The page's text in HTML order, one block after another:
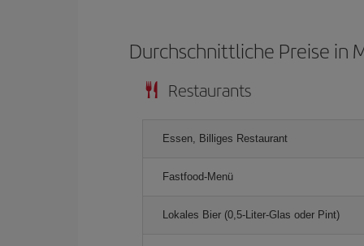
Durchschnittliche Preise in
Restaurants
Essen, Billiges Restaurant
Fastfood-Menü
Lokales Bier (0,5-Liter-Glas oder Pint)